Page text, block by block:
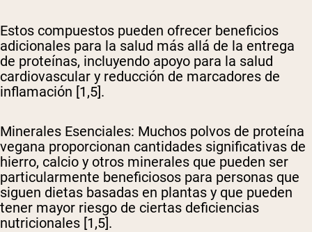
Estos compuestos pueden ofrecer beneficios
adicionales para la salud más allá de la entrega
de proteínas, incluyendo apoyo para la salud
cardiovascular y reducción de marcadores de
inflamación [1,5].
Minerales Esenciales: Muchos polvos de proteína
vegana proporcionan cantidades significativas de
hierro, calcio y otros minerales que pueden ser
particularmente beneficiosos para personas que
siguen dietas basadas en plantas y que pueden
tener mayor riesgo de ciertas deficiencias
nutricionales [1,5].